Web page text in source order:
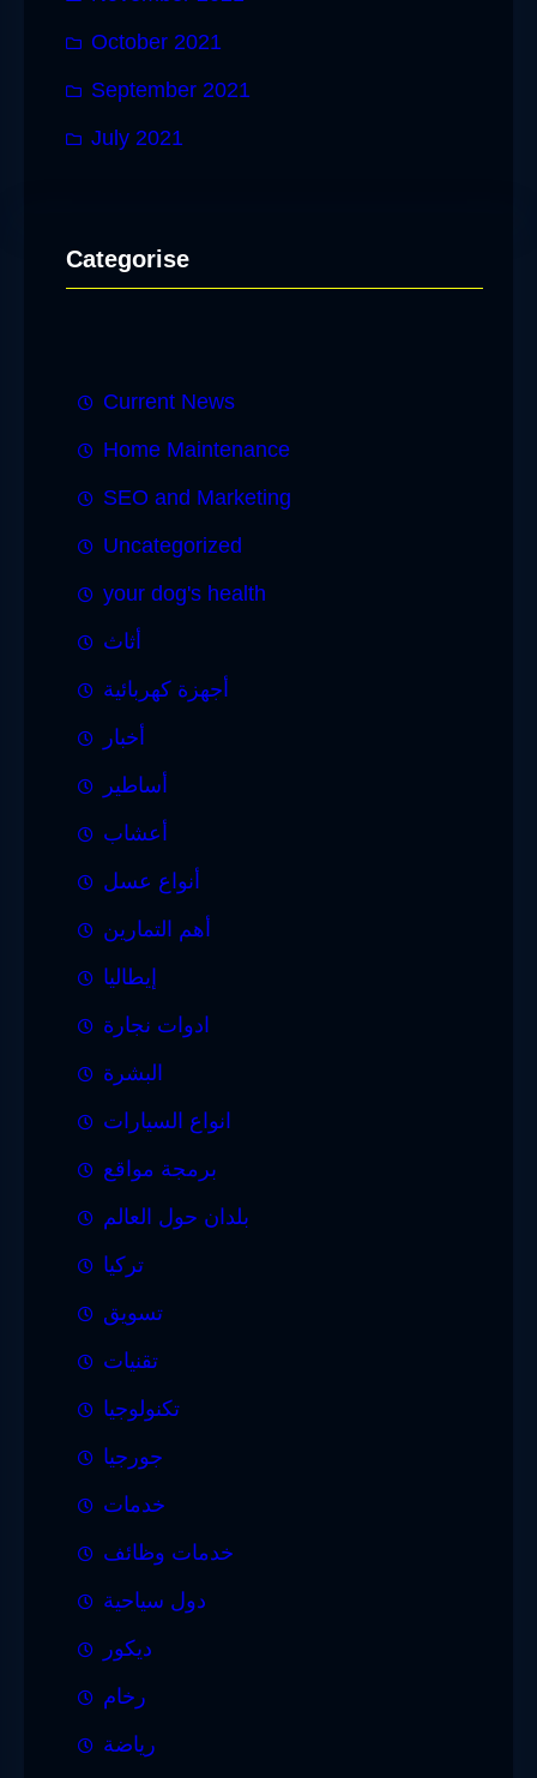
October 2021
September 2021
July 2021
Categorise
Current News
Home Maintenance
SEO and Marketing
Uncategorized
your dog's health
أثاث
أجهزة كهربائية
أخبار
أساطير
أعشاب
أنواع عسل
أهم التمارين
إيطاليا
ادوات نجارة
البشرة
انواع السيارات
برمجة مواقع
بلدان حول العالم
تركيا
تسويق
تقنيات
تكنولوجيا
جورجيا
خدمات
خدمات وظائف
دول سياحية
ديكور
رخام
رياضة